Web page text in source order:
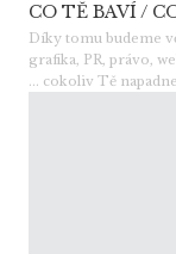
CO TĚ BAVÍ /
Díky tomu budeme
grafika, PR, právo,
... cokoliv Tě